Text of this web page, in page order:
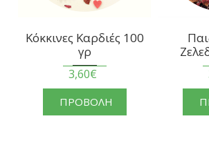
Κόκκινες Καρδιές 100
γρ
3,60€
ΠΡΟΒΟΛΗ